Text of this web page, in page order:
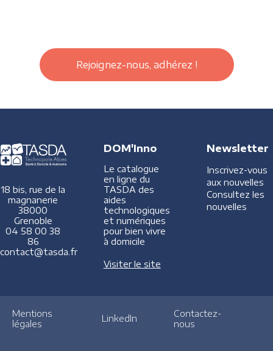
Rejoignez-nous, adhérez !
18 bis, rue de la
magnanerie
38000
Grenoble
04 58 00 38
86
contact@tasda.fr
DOM'Inno
Le catalogue
en ligne du
TASDA des
aides
technologiques
et numériques
pour bien vivre
à domicile
Visiter le site
Newsletter
Inscrivez-vous
aux nouvelles
Consultez les
nouvelles
Mentions
légales
LinkedIn
Contactez-
nous